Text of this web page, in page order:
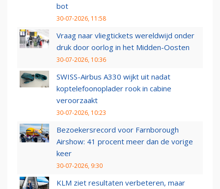
bot
30-07-2026, 11:58
Vraag naar vliegtickets wereldwijd onder
druk door oorlog in het Midden-Oosten
30-07-2026, 10:36
SWISS-Airbus A330 wijkt uit nadat
koptelefoonoplader rook in cabine
veroorzaakt
30-07-2026, 10:23
Bezoekersrecord voor Farnborough
Airshow: 41 procent meer dan de vorige
keer
30-07-2026, 9:30
KLM ziet resultaten verbeteren, maar